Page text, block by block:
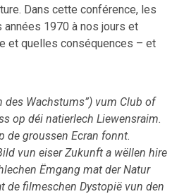
Dans cette conférence, les
1970 à nos jours et
et quelles conséquences – et
des Wachstums”) vum Club of
op déi natierlech Liewensraim.
de groussen Ecran fonnt.
vun eiser Zukunft a wëllen hire
Ëmgang mat der Natur
de filmeschen Dystopië vun den